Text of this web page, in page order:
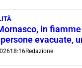
in
evacuate,
18:16Redazione